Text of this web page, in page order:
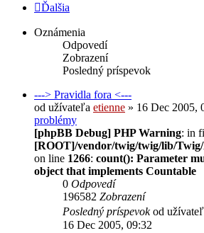
Ďalšia
Oznámenia
Odpovedí
Zobrazení
Posledný príspevok
---> Pravidla fora <---
od užívateľa etienne » 16 Dec 2005,
problémy
[phpBB Debug] PHP Warning: in
[ROOT]/vendor/twig/twig/lib/
on line 1266: count(): Parameter
object that implements Countable
0 Odpovedí
196582 Zobrazení
Posledný príspevokod
16 Dec 2005, 09:32